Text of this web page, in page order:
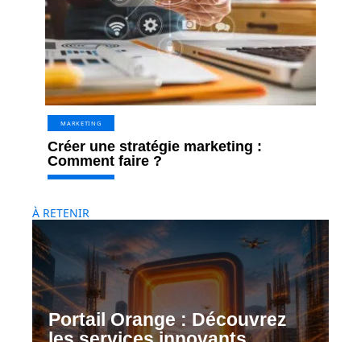
MARKETING
Créer une stratégie marketing :
Comment faire ?
À RETENIR
Portail Orange : Découvrez